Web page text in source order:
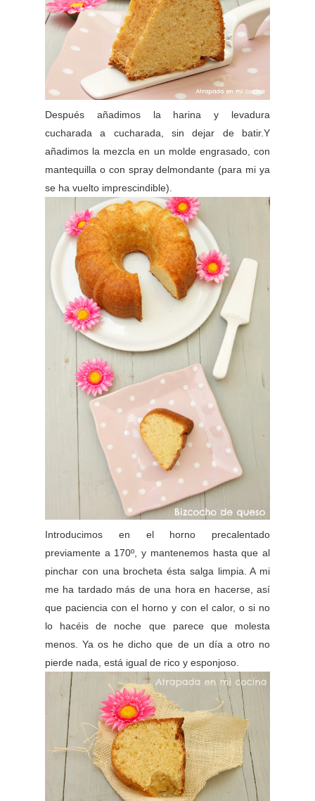
Después añadimos la harina y levadura
cucharada a cucharada, sin dejar de batir.Y
añadimos la mezcla en un molde engrasado, con
mantequilla o con spray delmondante (para mi ya
se ha vuelto imprescindible).
Introducimos en el horno precalentado
previamente a 170º, y mantenemos hasta que al
pinchar con una brocheta ésta salga limpia. A mi
me ha tardado más de una hora en hacerse, así
que paciencia con el horno y con el calor, o si no
lo hacéis de noche que parece que molesta
menos. Ya os he dicho que de un día a otro no
pierde nada, está igual de rico y esponjoso.